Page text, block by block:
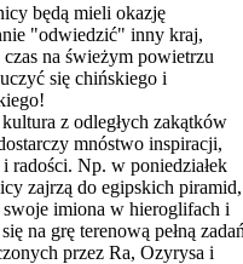
będą mieli okazję
"odwiedzić" inny kraj,
czas na świeżym powietrzu
się chińskiego i
z odległych zakątków
mnóstwo inspiracji,
radości. Np. w poniedziałek
zajrzą do egipskich piramid,
swoje imiona w hieroglifach i
na grę terenową pełną
przez Ra, Ozyrysa i